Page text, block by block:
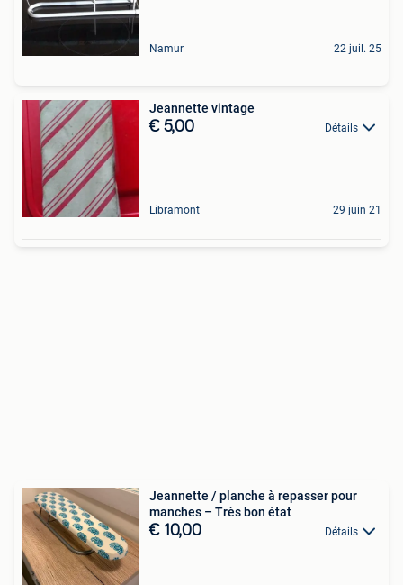
Namur 22 juil. 25
Jeannette vintage
€ 5,00 Détails
Libramont 29 juin 21
Jeannette / planche à repasser pour
manches – Très bon état
€ 10,00 Détails